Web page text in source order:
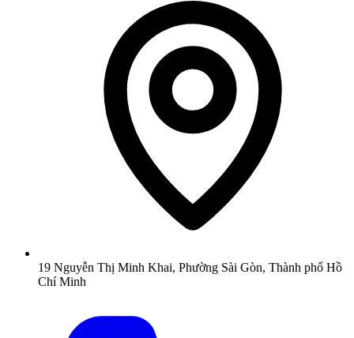
19 Nguyễn Thị Minh Khai, Phường Sài Gòn, Thành phố Hồ
Chí Minh